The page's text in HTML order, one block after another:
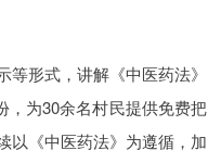
形式，讲解《中医药法》
，为30余名村民提供免费把
以《中医药法》为遵循，加